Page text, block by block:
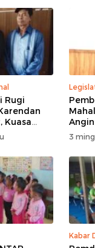
Rugi
Kuasa
3
Kabar